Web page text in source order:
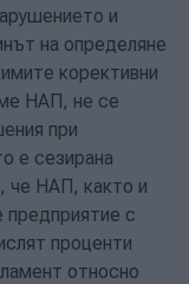
и
на определяне
корективни
НАП, не се
при
е сезирана
че НАП, както и
предприятие с
проценти
относно